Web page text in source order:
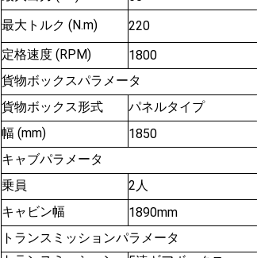
最大トルク (N.m)
220
定格速度 (RPM)
1800
貨物ボックスパラメータ
貨物ボックス形式
パネルタイプ
幅 (mm)
1850
キャブパラメータ
乗員
2人
キャビン幅
1890mm
トランスミッションパラメータ